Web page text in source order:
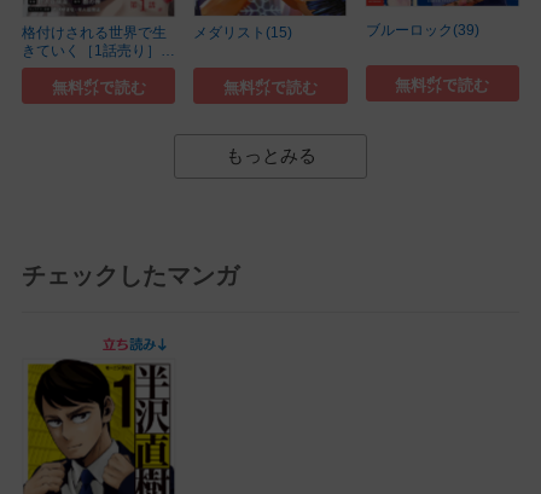
格付けされる世界で生
きていく［1話売り］
(1)
無料㌽で読む
メダリスト(15)
無料㌽で読む
ブルーロック(39)
無料㌽で読む
もっとみる
チェックしたマンガ